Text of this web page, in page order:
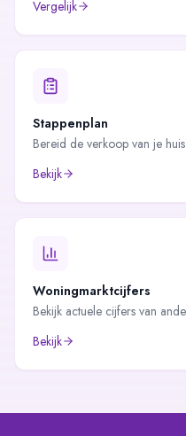
Vergelijk
Stappenplan
Bereid de verkoop van je
Bekijk
Woningmarktcijfers
Bekijk actuele cijfers van
Bekijk